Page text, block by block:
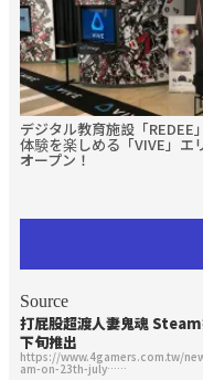
デジタル教育施設「REDEE
体験を楽しめる「VIVE」エ
オープン！
Source
打屁股超渡人妻鬼魂
下旬推出
https://www.4gamers.com.tw/
am-on-23th-july……